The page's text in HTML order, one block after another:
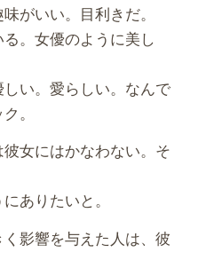
がいい。目利きだ。
。女優のように美し
い。愛らしい。なんで
。
女にはかなわない。そ
ありたいと。
影響を与えた人は、彼